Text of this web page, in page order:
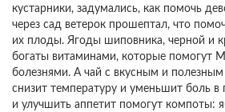
кустарники, задумались, как помочь
через сад ветерок прошептал, что
их плоды. Ягоды шиповника, черной и
богаты витаминами, которые помогут
болезнями. А чай с вкусным и
снизит температуру и уменьшит боль
и улучшить аппетит помогут компоты: